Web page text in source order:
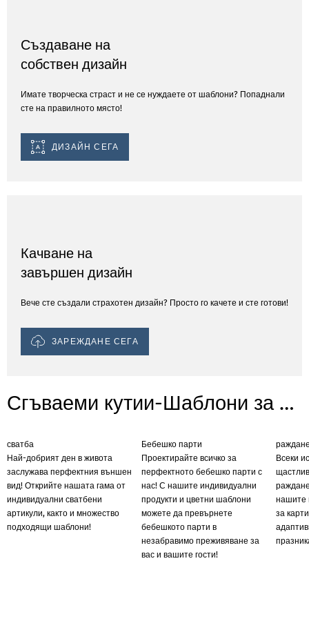
Създаване на
собствен дизайн
Имате творческа страст и не се нуждаете от шаблони? Попаднали
сте на правилното място!
ДИЗАЙН СЕГА
Качване на
завършен дизайн
Вече сте създали страхотен дизайн? Просто го качете и сте готови!
ЗАРЕЖДАНЕ СЕГА
Сгъваеми кутии-Шаблони за поводи
сватба
Най-добрият ден в живота
заслужава перфектния външен
вид! Открийте нашата гама от
индивидуални сватбени
артикули, както и множество
подходящи шаблони!
Бебешко парти
Проектирайте всичко за
перфектното бебешко парти с
нас! С нашите индивидуални
продукти и цветни шаблони
можете да превърнете
бебешкото парти в
незабравимо преживяване за
вас и вашите гости!
Всеки
нашите
за